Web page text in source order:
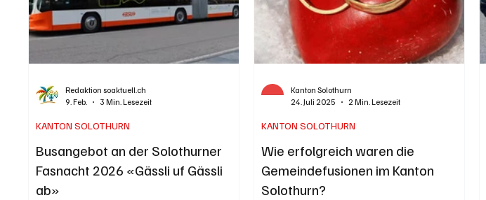
Busangebot an der Solothurner
Fasnacht 2026 «Gässli uf Gässli
ab»
KANTON SOLOTHURN
Redaktion soaktuell.ch
9. Feb.
3 Min. Lesezeit
Wie erfolgreich waren die
Gemeindefusionen im Kanton
Solothurn?
KANTON SOLOTHURN
Kanton Solothurn
24. Juli 2025
2 Min. Lesezeit